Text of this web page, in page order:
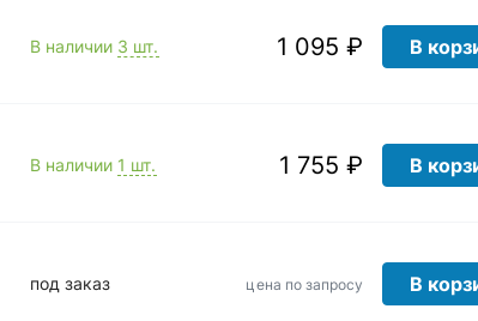
В наличии 3 шт. 1 095 ₽ В
В наличии 1 шт. 1 755 ₽ В
под заказ цена по запросу В